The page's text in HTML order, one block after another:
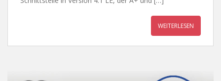
WEITERLESEN